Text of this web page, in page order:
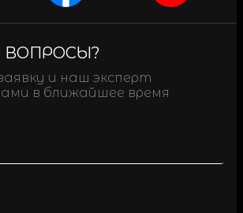
ВОПРОСЫ?
и наш эксперт
в ближайшее время